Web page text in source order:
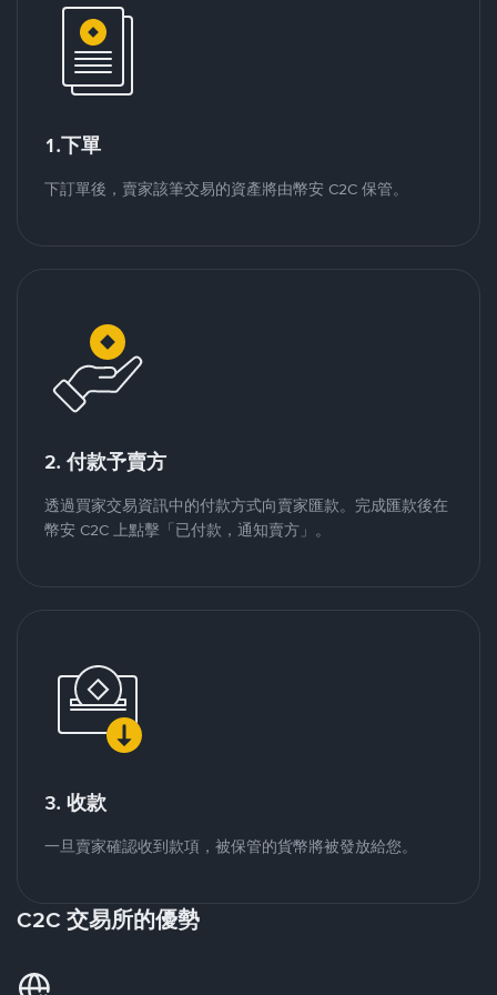
1.下單
下訂單後，賣家該筆交易的資產將由幣安 C2C 保管。
2. 付款予賣方
透過買家交易資訊中的付款方式向賣家匯款。完成匯款後在
幣安 C2C 上點擊「已付款，通知賣方」。
3. 收款
一旦賣家確認收到款項，被保管的貨幣將被發放給您。
C2C 交易所的優勢